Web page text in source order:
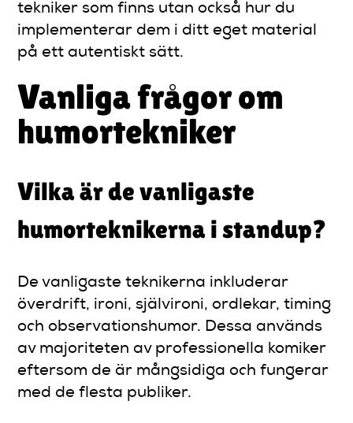
tekniker som finns utan också hur du
implementerar dem i ditt eget material
på ett autentiskt sätt.
Vanliga frågor om
humortekniker
Vilka är de vanligaste
humorteknikerna i standup?
De vanligaste teknikerna inkluderar
överdrift, ironi, självironi, ordlekar, timing
och observationshumor. Dessa används
av majoriteten av professionella komiker
eftersom de är mångsidiga och fungerar
med de flesta publiker.